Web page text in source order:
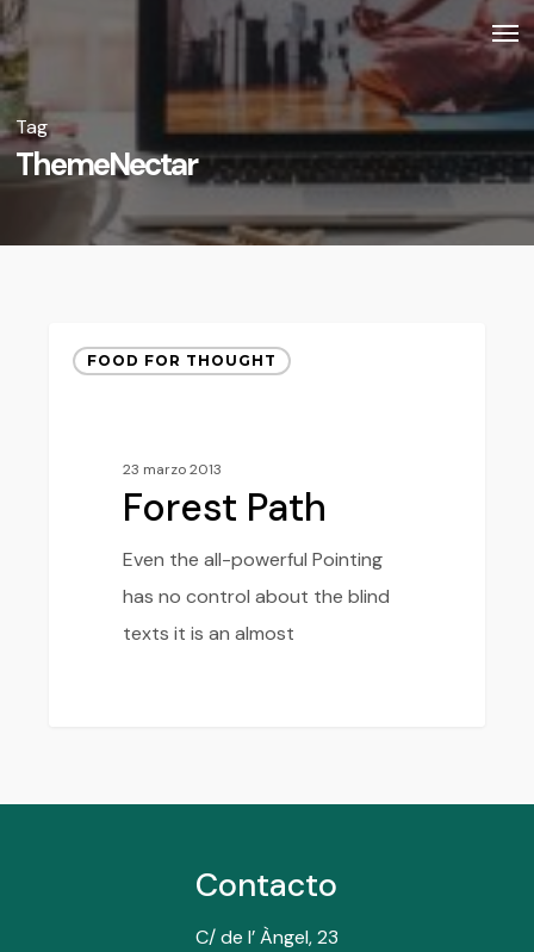
Skip
to
main
content
Tag
ThemeNectar
Forest
Path
FOOD FOR THOUGHT
23 marzo 2013
Forest Path
Even the all-powerful Pointing
has no control about the blind
texts it is an almost
Contacto
C/ de l’ Àngel, 23